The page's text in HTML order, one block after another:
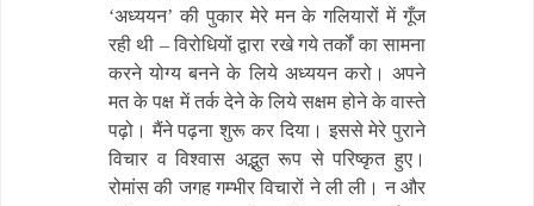
‘अध्ययन’ की पुकार मेरे मन के गलियारों में गूँज
रही थी – विरोधियों द्वारा रखे गये तर्कों का सामना
करने योग्य बनने के लिये अध्ययन करो। अपने
मत के पक्ष में तर्क देने के लिये सक्षम होने के वास्ते
पढ़ो। मैंने पढ़ना शुरू कर दिया। इससे मेरे पुराने
विचार व विश्वास अद्भुत रूप से परिष्कृत हुए।
रोमांस की जगह गम्भीर विचारों ने ली ली। न और